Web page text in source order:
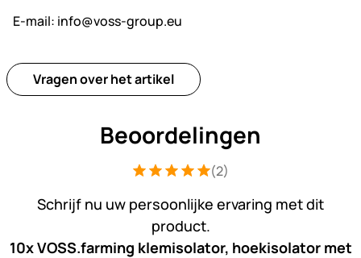
E-mail: info@voss-group.eu
Vragen over het artikel
Beoordelingen
Beoordeling: 5 van 5 (2
2 Bewertungen
(2)
Schrijf nu uw persoonlijke ervaring met dit
product.
10x VOSS.farming klemisolator, hoekisolator met